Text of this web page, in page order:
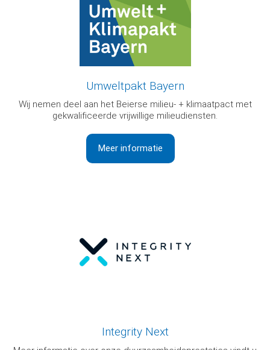
Umweltpakt Bayern
Wij nemen deel aan het Beierse milieu- + klimaatpact met
gekwalificeerde vrijwillige milieudiensten.
Meer informatie
Integrity Next